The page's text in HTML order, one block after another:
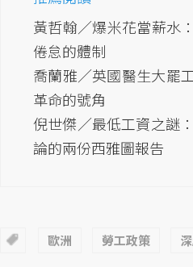
黃哲翰／爆米花當薪水
倦怠的體制
喬蘭雅／英國醫生大罷
革命的號角
倪世傑／最低工資之謎
論的兩份西雅圖報告
歐洲 勞工政策